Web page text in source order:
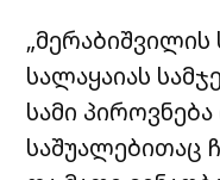
სალაყაიას
სამი პიროვნება
საშუალებითაც